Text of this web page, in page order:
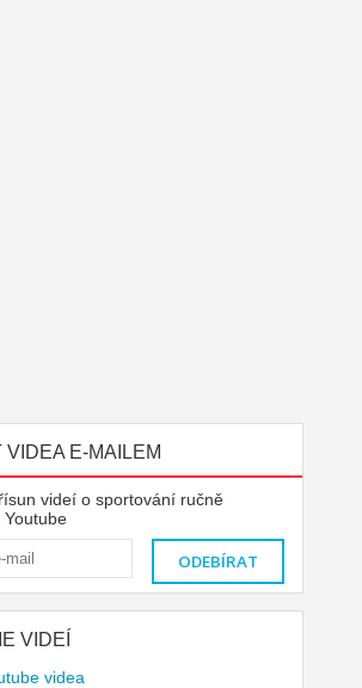
VIDEA E-MAILEM
videí o sportování ručně
VIDEÍ
videa